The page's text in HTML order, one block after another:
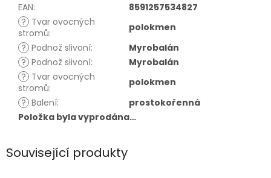
EAN:
8591257534827
? Tvar ovocných
stromů:
polokmen
? Podnož slivoní:
Myrobalán
? Podnož slivoní:
Myrobalán
? Tvar ovocných
stromů:
polokmen
? Balení:
prostokořenná
Položka byla vyprodána…
Související produkty